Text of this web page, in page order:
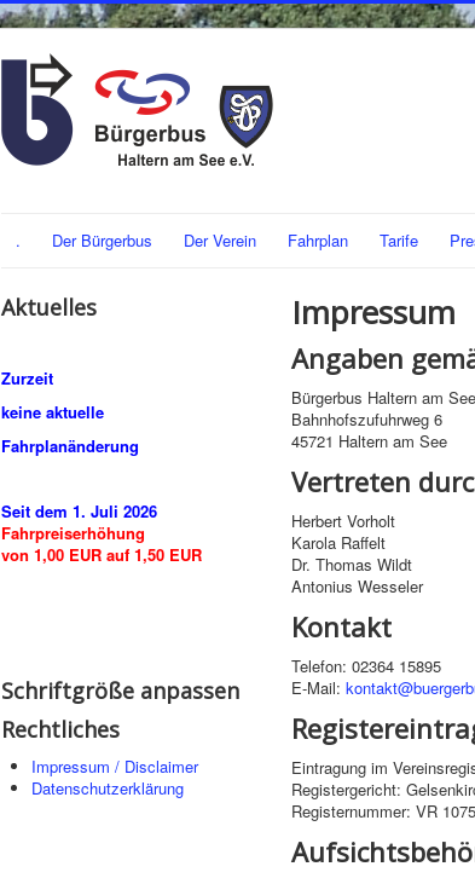
. Der Bürgerbus Der Verein Fahrplan Tarife
Aktuelles
Zurzeit
keine aktuelle
Fahrplanänderung
Seit dem 1. Juli 2026
Fahrpreiserhöhung
von 1,00 EUR auf 1,50 EUR
Schriftgröße anpassen
Rechtliches
Impressum / Disclaimer
Datenschutzerklärung
Impressum
Angaben
Bürgerbus Haltern am
Bahnhofszufuhrweg 6
45721 Haltern am See
Vertreten
Herbert Vorholt
Karola Raffelt
Dr. Thomas Wildt
Antonius Wesseler
Kontakt
Telefon: 02364 15895
E-Mail:
Eintragung im
Registergericht:
Registernummer: VR